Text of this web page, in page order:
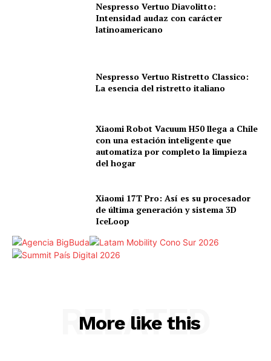
Nespresso Vertuo Diavolitto:
Intensidad audaz con carácter
latinoamericano
Nespresso Vertuo Ristretto Classico:
La esencia del ristretto italiano
Xiaomi Robot Vacuum H50 llega a Chile
con una estación inteligente que
automatiza por completo la limpieza
del hogar
Xiaomi 17T Pro: Así es su procesador
de última generación y sistema 3D
IceLoop
More like this
RELATED